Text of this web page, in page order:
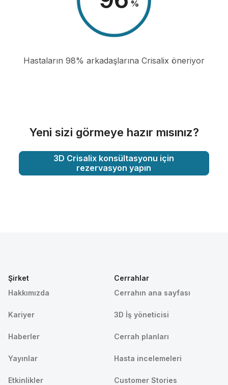
%
Hastaların 98% arkadaşlarına Crisalix öneriyor
Yeni sizi görmeye hazır mısınız?
3D Crisalix konsültasyonu için
rezervasyon yapın
Şirket
Hakkımızda
Kariyer
Haberler
Yayınlar
Etkinlikler
Cerrahlar
Cerrahın ana sayfası
3D İş yöneticisi
Cerrah planları
Hasta incelemeleri
Customer Stories